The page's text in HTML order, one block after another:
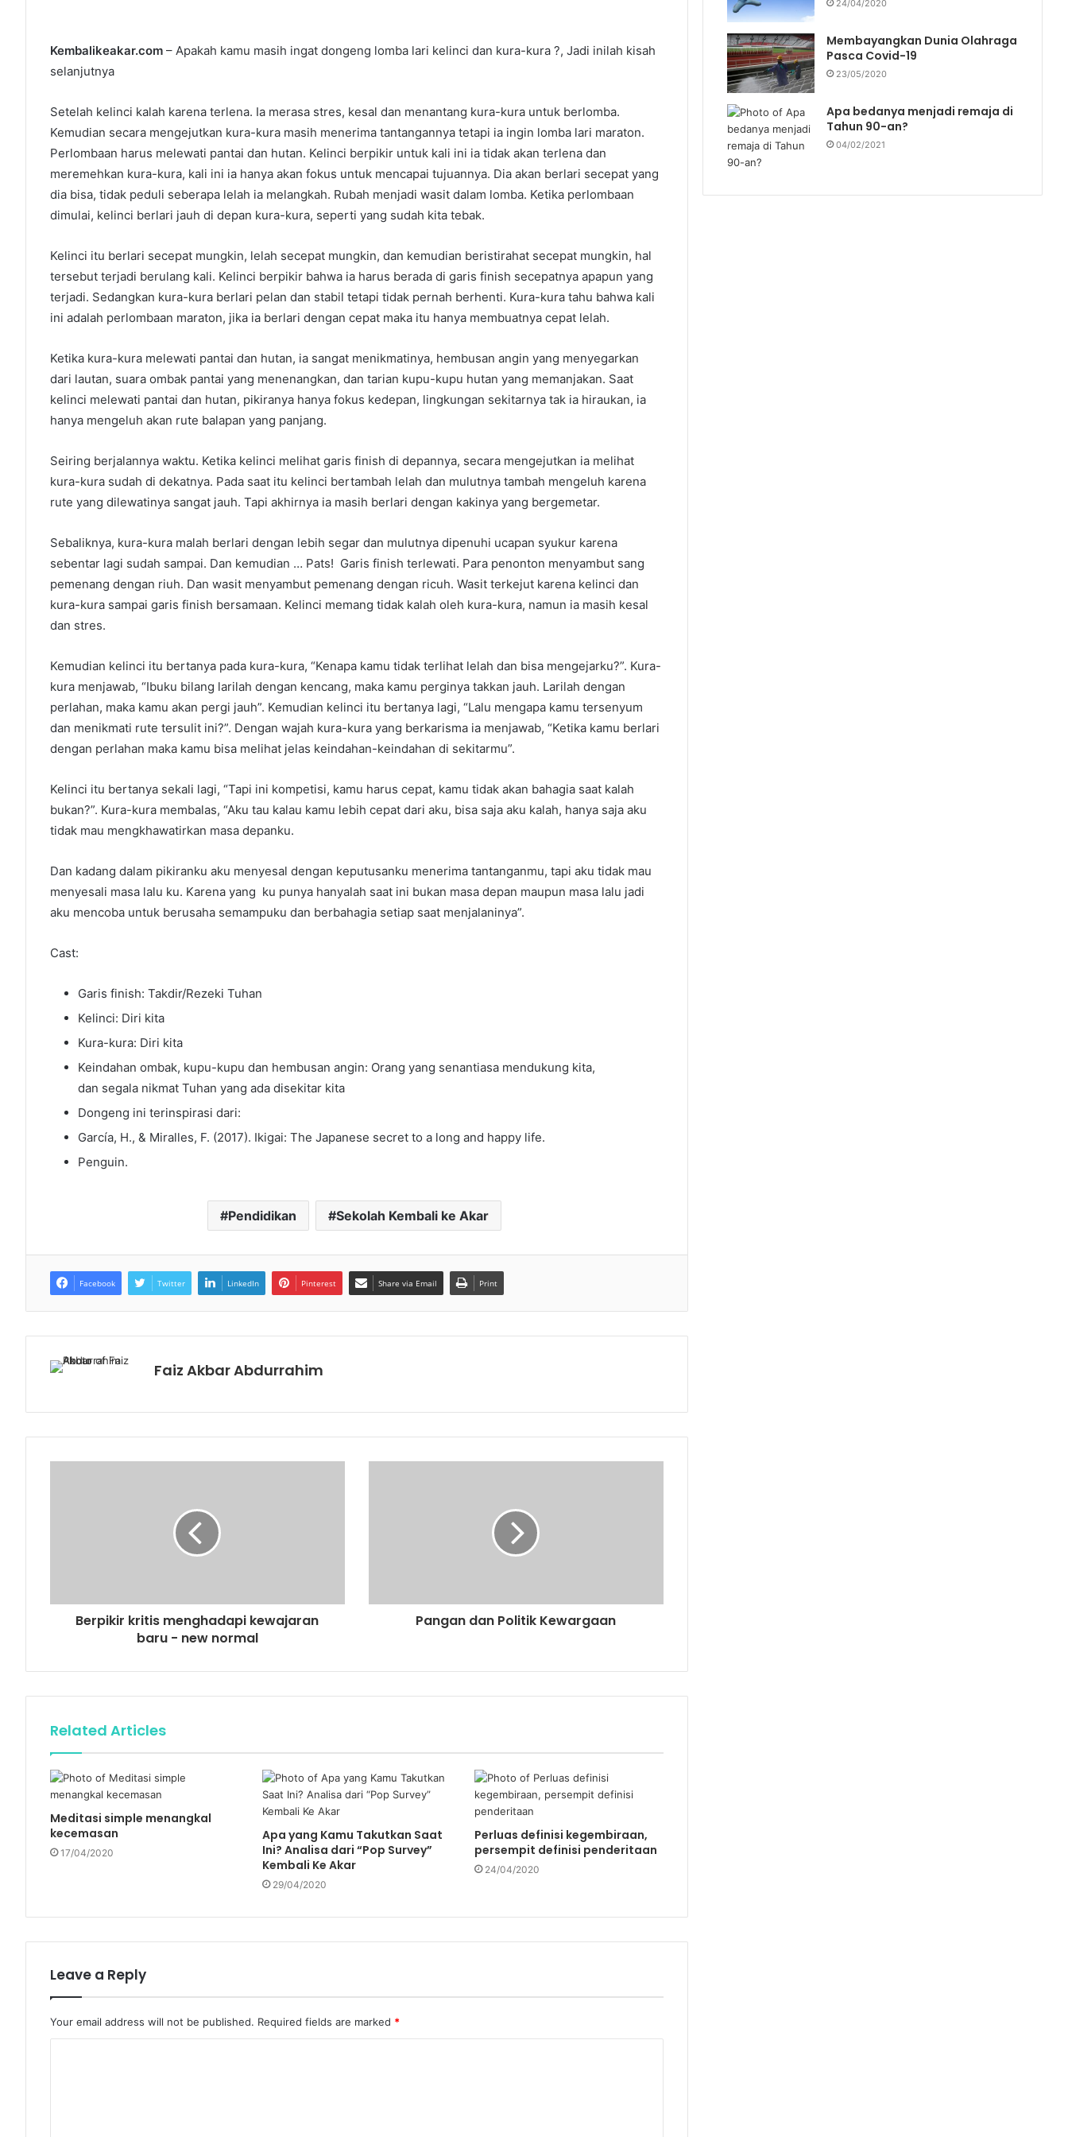
Kembalikeakar.com – Apakah kamu masih ingat dongeng lomba lari kelinci dan kura-kura ?, Jadi inilah kisah
selanjutnya
Setelah kelinci kalah karena terlena. Ia merasa stres, kesal dan menantang kura-kura untuk berlomba.
Kemudian secara mengejutkan kura-kura masih menerima tantangannya tetapi ia ingin lomba lari maraton.
Perlombaan harus melewati pantai dan hutan. Kelinci berpikir untuk kali ini ia tidak akan terlena dan
meremehkan kura-kura, kali ini ia hanya akan fokus untuk mencapai tujuannya. Dia akan berlari secepat yang
dia bisa, tidak peduli seberapa lelah ia melangkah. Rubah menjadi wasit dalam lomba. Ketika perlombaan
dimulai, kelinci berlari jauh di depan kura-kura, seperti yang sudah kita tebak.
Kelinci itu berlari secepat mungkin, lelah secepat mungkin, dan kemudian beristirahat secepat mungkin, hal
tersebut terjadi berulang kali. Kelinci berpikir bahwa ia harus berada di garis finish secepatnya apapun yang
terjadi. Sedangkan kura-kura berlari pelan dan stabil tetapi tidak pernah berhenti. Kura-kura tahu bahwa kali
ini adalah perlombaan maraton, jika ia berlari dengan cepat maka itu hanya membuatnya cepat lelah.
Ketika kura-kura melewati pantai dan hutan, ia sangat menikmatinya, hembusan angin yang menyegarkan
dari lautan, suara ombak pantai yang menenangkan, dan tarian kupu-kupu hutan yang memanjakan. Saat
kelinci melewati pantai dan hutan, pikiranya hanya fokus kedepan, lingkungan sekitarnya tak ia hiraukan, ia
hanya mengeluh akan rute balapan yang panjang.
Seiring berjalannya waktu. Ketika kelinci melihat garis finish di depannya, secara mengejutkan ia melihat
kura-kura sudah di dekatnya. Pada saat itu kelinci bertambah lelah dan mulutnya tambah mengeluh karena
rute yang dilewatinya sangat jauh. Tapi akhirnya ia masih berlari dengan kakinya yang bergemetar.
Sebaliknya, kura-kura malah berlari dengan lebih segar dan mulutnya dipenuhi ucapan syukur karena
sebentar lagi sudah sampai. Dan kemudian … Pats! Garis finish terlewati. Para penonton menyambut sang
pemenang dengan riuh. Dan wasit menyambut pemenang dengan ricuh. Wasit terkejut karena kelinci dan
kura-kura sampai garis finish bersamaan. Kelinci memang tidak kalah oleh kura-kura, namun ia masih kesal
dan stres.
Kemudian kelinci itu bertanya pada kura-kura, “Kenapa kamu tidak terlihat lelah dan bisa mengejarku?”. Kura-
kura menjawab, “Ibuku bilang larilah dengan kencang, maka kamu perginya takkan jauh. Larilah dengan
perlahan, maka kamu akan pergi jauh”. Kemudian kelinci itu bertanya lagi, “Lalu mengapa kamu tersenyum
dan menikmati rute tersulit ini?”. Dengan wajah kura-kura yang berkarisma ia menjawab, “Ketika kamu berlari
dengan perlahan maka kamu bisa melihat jelas keindahan-keindahan di sekitarmu”.
Kelinci itu bertanya sekali lagi, “Tapi ini kompetisi, kamu harus cepat, kamu tidak akan bahagia saat kalah
bukan?”. Kura-kura membalas, “Aku tau kalau kamu lebih cepat dari aku, bisa saja aku kalah, hanya saja aku
tidak mau mengkhawatirkan masa depanku.
Dan kadang dalam pikiranku aku menyesal dengan keputusanku menerima tantanganmu, tapi aku tidak mau
menyesali masa lalu ku. Karena yang ku punya hanyalah saat ini bukan masa depan maupun masa lalu jadi
aku mencoba untuk berusaha semampuku dan berbahagia setiap saat menjalaninya”.
Cast:
Garis finish: Takdir/Rezeki Tuhan
Kelinci: Diri kita
Kura-kura: Diri kita
Keindahan ombak, kupu-kupu dan hembusan angin: Orang yang senantiasa mendukung kita,
dan segala nikmat Tuhan yang ada disekitar kita
Dongeng ini terinspirasi dari:
García, H., & Miralles, F. (2017). Ikigai: The Japanese secret to a long and happy life.
Penguin.
Pendidikan Sekolah Kembali ke Akar
Facebook Twitter LinkedIn Pinterest Share via Email Print
Faiz Akbar Abdurrahim
Berpikir kritis menghadapi kewajaran
baru - new normal
Pangan dan Politik Kewargaan
Related Articles
Meditasi simple menangkal
kecemasan
17/04/2020
Apa yang Kamu Takutkan Saat
Ini? Analisa dari “Pop Survey”
Kembali Ke Akar
29/04/2020
Perluas definisi kegembiraan,
persempit definisi penderitaan
24/04/2020
Leave a Reply
Your email address will not be published. Required fields are marked *
24/04/2020
Membayangkan Dunia Olahraga
Pasca Covid-19
23/05/2020
Apa bedanya menjadi remaja di
Tahun 90-an?
04/02/2021